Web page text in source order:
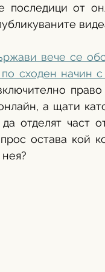
последици от
вече се
сходен начин с
а щати
отделят част
остава кой